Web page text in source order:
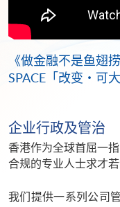
《做金融不是鱼翅
SPACE「改变・可
企业行政及管治
香港作为全球首屈一
合规的专业人士求才若
我们提供一系列公司